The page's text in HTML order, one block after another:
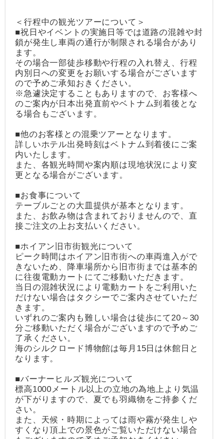
＜行程中の観光ツアーについて＞
■祝日やイベントの実施日等では道路の混雑や封
鎖が発生し車両の通行が制限される場合があり
ます。
その場合一部徒歩移動や行程の入れ替え、行程
内別日への変更をお願いする場合がございます
ので予めご承知おきください。
※急遽決定することもありますので、お客様へ
のご案内が日本出発直前やベトナム到着後とな
る場合もございます。
■他のお客様との混乗ツアーとなります。
詳しいホテル出発時刻はベトナム到着後にご案
内いたします。
また、各観光時間や案内順は現地状況により変
更となる場合がございます。
■お食事について
テーブルごとの大皿提供が基本となります。
また、お飲み物は含まれておりませんので、直
接ご注文の上お支払いください。
■ホイアン旧市街観光について
ピーク時間はホイアン旧市街への車両進入がで
きないため、降車場所から旧市街までは基本的
に往復電動カートにてご移動いただきます。
当日の混雑状況により電動カートをご利用いた
だけない場合はタクシーでご案内させていただ
きます。
いずれのご案内も難しい場合は徒歩にて20～30
分ご移動いただく場合がございますので予めご
了承ください。
海のシルクロード博物館は毎月15日は休館日と
なります。
■バーナーヒルズ観光について
標高1000メートル以上の立地の為地上より気温
が下がりますので、夏でも羽織物をご持参くだ
さい。
また、天候・時期によっては雨や霧が発生しや
すくなり頂上での景色がご覧いただけない場合